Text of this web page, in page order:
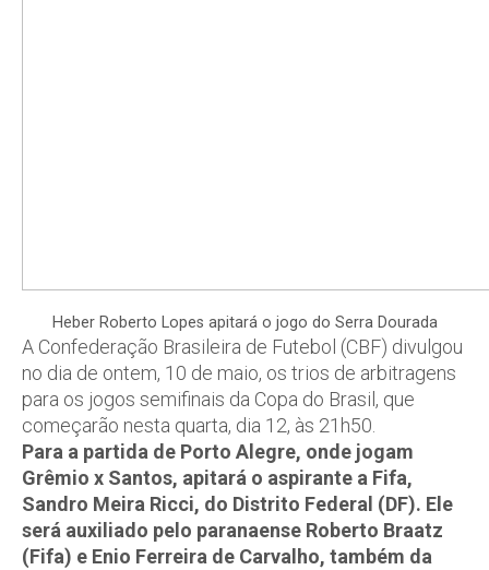
Heber Roberto Lopes apitará o jogo do Serra Dourada
A Confederação Brasileira de Futebol (CBF) divulgou
no dia de ontem, 10 de maio, os trios de arbitragens
para os jogos semifinais da Copa do Brasil, que
começarão nesta quarta, dia 12, às 21h50.
Para a partida de Porto Alegre, onde jogam
Grêmio x Santos, apitará o aspirante a Fifa,
Sandro Meira Ricci, do Distrito Federal (DF). Ele
será auxiliado pelo paranaense Roberto Braatz
(Fifa) e Enio Ferreira de Carvalho, também da